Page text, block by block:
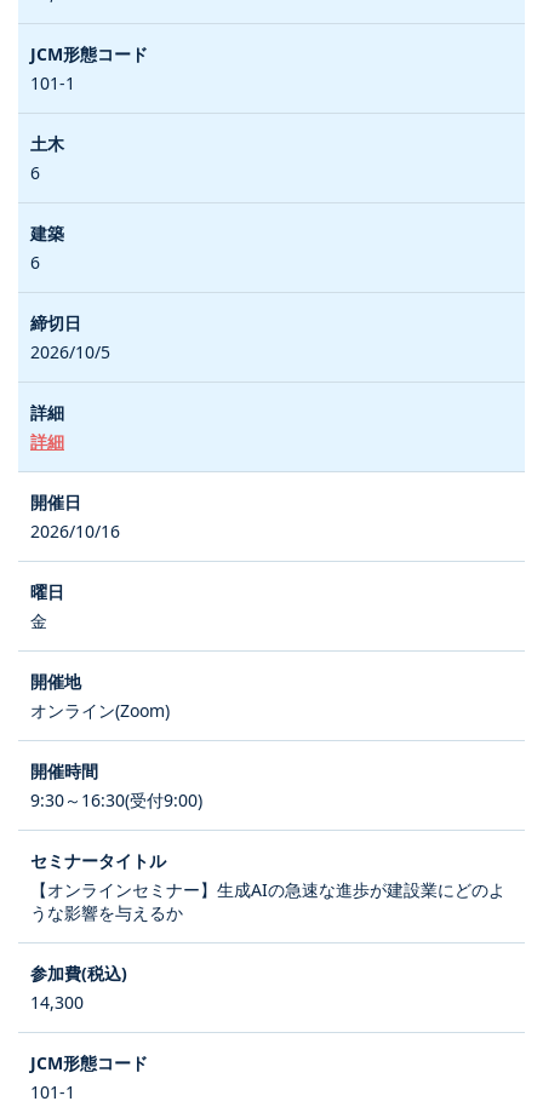
101-1
6
6
2026/10/5
詳細
2026/10/16
金
オンライン(Zoom)
9:30～16:30(受付9:00)
【オンラインセミナー】生成AIの急速な進歩が建設業にどのよ
うな影響を与えるか
14,300
101-1